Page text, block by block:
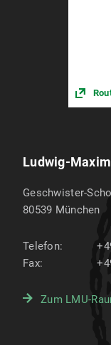
Ludwig-
Geschwister-
80539 München
Telefon:
Fax:
Zum LMU-